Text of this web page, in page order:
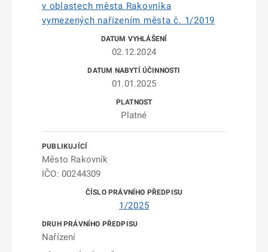
v oblastech města Rakovníka
vymezených nařízením města č. 1/2019
02.12.2024
01.01.2025
Platné
Město Rakovník
IČO: 00244309
1/2025
Nařízení